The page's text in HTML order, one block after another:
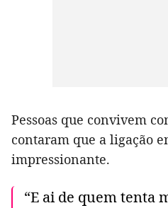
Pessoas que convivem
contaram que a ligação
impressionante.
“E ai de quem tenta